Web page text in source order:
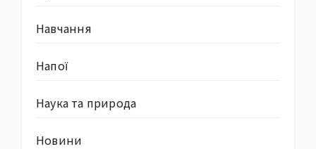
Навчання
Напої
Наука та природа
Новини